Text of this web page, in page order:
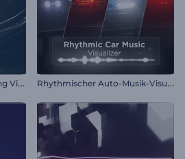
R
hythmische Lichtbrechung Visualisierer R
hythmischer Auto-Musik-Visualisierer